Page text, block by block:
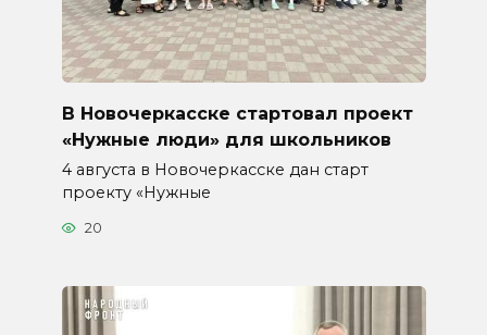
В Новочеркасске стартовал проект
«Нужные люди» для школьников
4 августа в Новочеркасске дан старт
проекту «Нужные
20